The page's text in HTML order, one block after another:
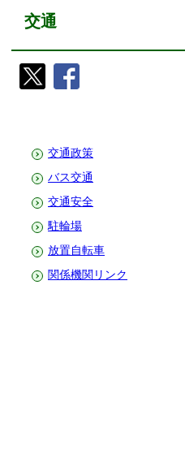
交通
交通政策
バス交通
交通安全
駐輪場
放置自転車
関係機関リンク